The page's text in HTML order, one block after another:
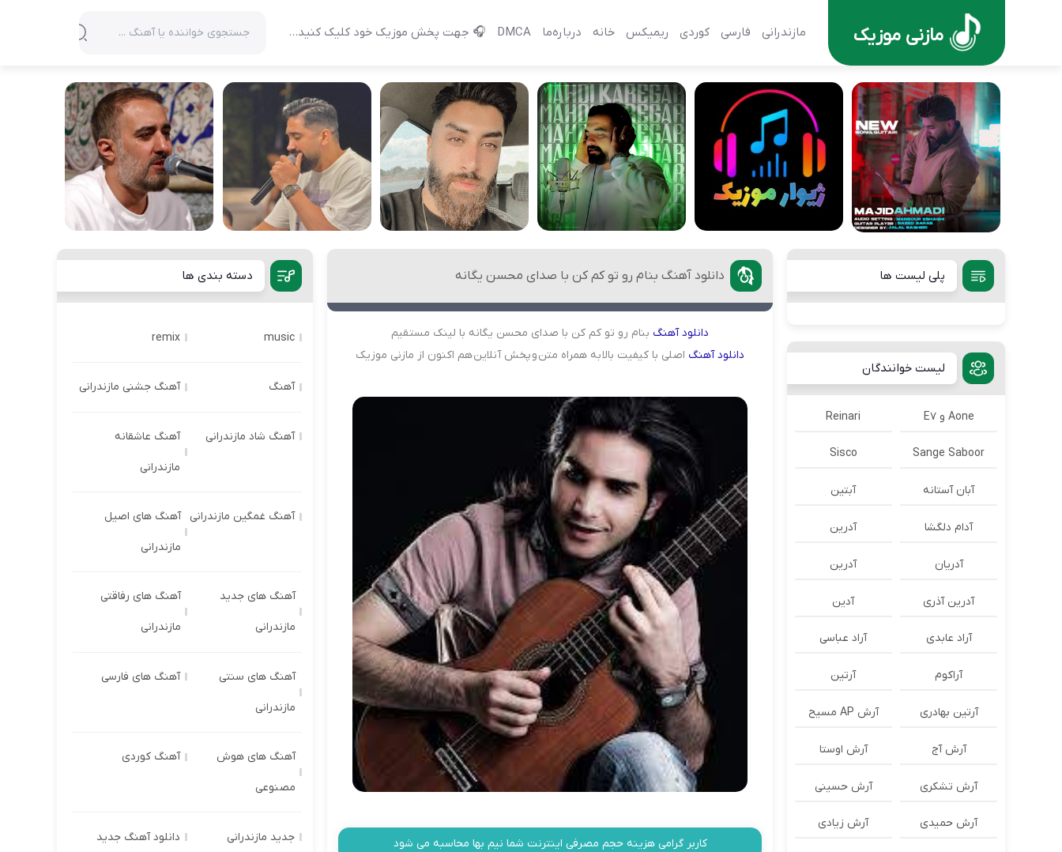
مازنی موزیک مازندرانی فارسی کوردی ریمیکس خانه درباره‌‌ما DMCA 🎧 جهت پخش موزیک خود کلیک کنید…
دانلود آهنگ بنام رو تو کم کن با صدای محسن یگانه
دانلودآهنگ بنام رو تو کم کن با صدای محسن یگانه با لینک مستقیم
دانلودآهنگ اصلی با کیفیت بالا به همراه متن و پخش آنلاین هم اکنون از مازنی موزیک
کاربر گرامی هزینه حجم مصرفی اینترنت شما نیم بها محاسبه می شود
پلی لیست ها
لیست خوانندگان
Aone و E7 Reinari
Sange Saboor
Sisco
آبان آستانه آبتین
آدام دلگشا آدرين
آدریان آدرین
آدرین آذری آدین
آراد عابدی آراد عباسی
آراکوم آرتین
آرتین بهادری آرش AP مسیح
آرش آج آرش اوستا
آرش تشکری آرش حسینی
آرش حمیدی آرش زیادی
دسته بندی ها
music
remix
آهنگ آهنگ جشنی مازندرانی
آهنگ شاد مازندرانی آهنگ عاشقانه
مازندرانی
آهنگ غمگین مازندرانی آهنگ های اصیل
مازندرانی
آهنگ های جدید
مازندرانی
آهنگ های رفاقتی
مازندرانی
آهنگ های سنتی
مازندرانی
آهنگ های فارسی
آهنگ های هوش
مصنوعی
آهنگ کوردی
جدید مازندرانی دانلود آهنگ جدید